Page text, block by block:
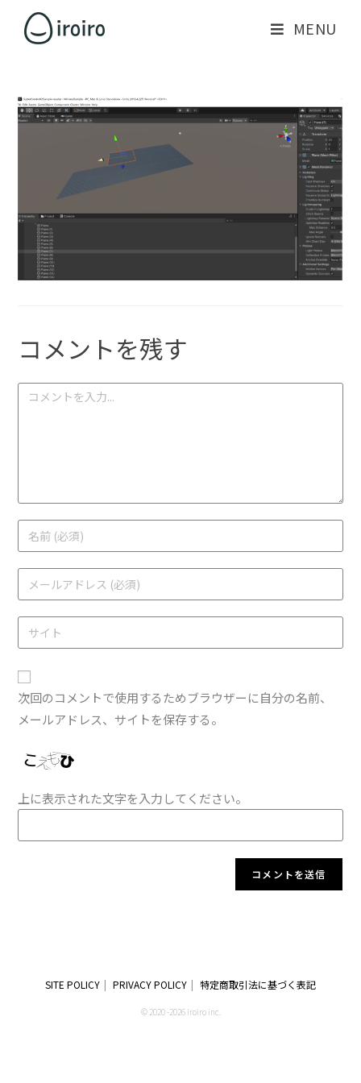
MENU
コメントを残す
次回のコメントで使用するためブラウザーに自分の名前、
メールアドレス、サイトを保存する。
上に表示された文字を入力してください。
SITE POLICY PRIVACY POLICY 特定商取引法に基づく表記
© 2020 -2026 iroiro inc.